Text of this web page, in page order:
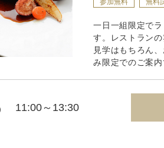
参加無料 無料
一日一組限定で
す。レストラン
見学はもちろん
み限定でのご案
11:00～13:30